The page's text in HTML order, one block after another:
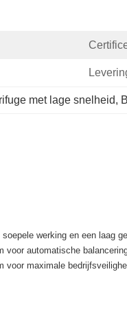
met lage snelheid,
werking en een laag
voor automatische
maximale